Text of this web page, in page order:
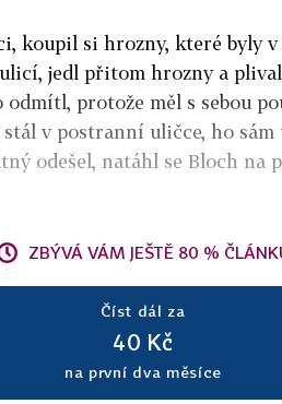
koupil si hrozny, které byly
jedl přitom hrozny a
odmítl, protože měl s sebou
v postranní uličce, ho sám
odešel, natáhl se Bloch na
ZBÝVÁ VÁM JEŠTĚ 80 %
Číst dál za
40 Kč
na první dva měsíce